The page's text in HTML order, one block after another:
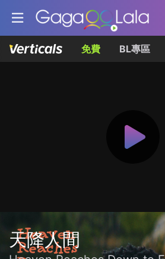
免費 BL專區
天降人間